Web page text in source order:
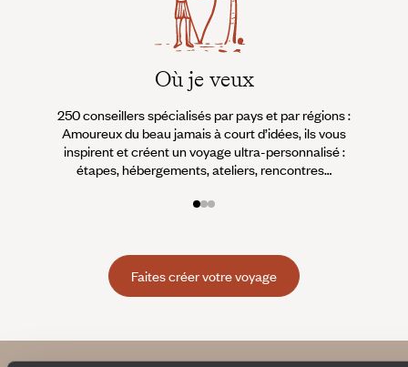
Où je veux
250 conseillers spécialisés par pays et par régions :
Amoureux du beau jamais à court d’idées, ils vous
inspirent et créent un voyage ultra-personnalisé :
étapes, hébergements, ateliers, rencontres…
Faites créer votre voyage